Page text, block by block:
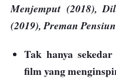
Menjemput (2018),
(2019), Preman
Tak hanya
film yang